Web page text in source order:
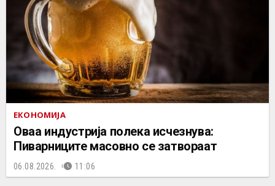
ЕКОНОМИЈА
Оваа индустрија полека исчезнува:
Пиварниците масовно се затвораат
06.08.2026. 11:06